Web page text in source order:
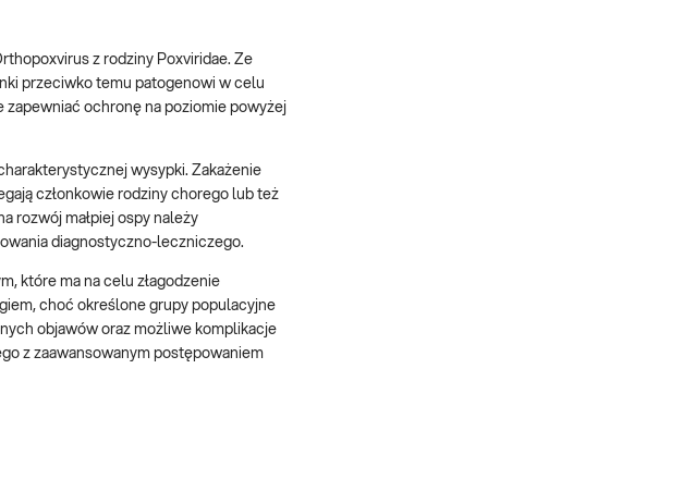
z rodziny Poxviridae. Ze
przeciwko temu patogenowi w celu
zapewniać ochronę na poziomie powyżej
wysypki. Zakażenie
członkowie rodziny chorego lub też
rozwój małpiej ospy należy
diagnostyczno-leczniczego.
które ma na celu złagodzenie
choć określone grupy populacyjne
objawów oraz możliwe komplikacje
z zaawansowanym postępowaniem